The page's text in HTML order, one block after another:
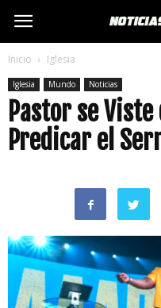
Inicio Iglesia
Iglesia Mundo Noticias
Pastor se
Predicar el